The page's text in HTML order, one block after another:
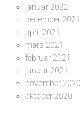
januar 2022
desember 2021
april 2021
mars 2021
februar 2021
januar 2021
november 2020
oktober 2020